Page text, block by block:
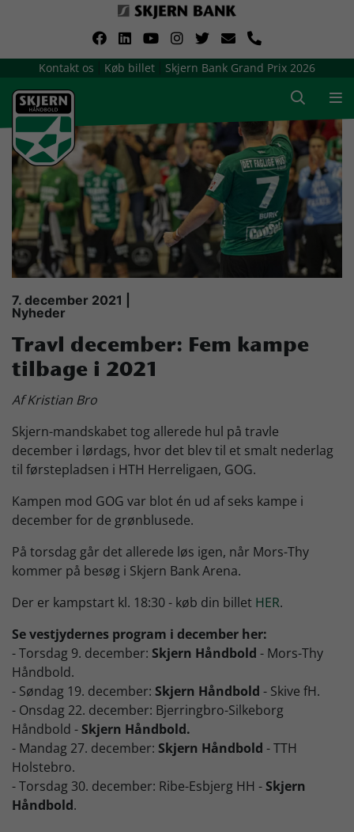
Kontakt os Køb billet Skjern Bank Grand Prix 2026
Om Skjern Håndbold
Ligatruppen
Sponsorer
Billetsalg / sæsonkort
Presse
Samarbejdsklubber
Skjern Bank Grand Prix
Nyhedsbrev
Køb Billet
7. december 2021 |
Nyheder
Travl december: Fem kampe
tilbage i 2021
Af Kristian Bro
Skjern-mandskabet tog allerede hul på travle
december i lørdags, hvor det blev til et smalt nederlag
til førstepladsen i HTH Herreligaen, GOG.
Kampen mod GOG var blot én ud af seks kampe i
december for de grønblusede.
På torsdag går det allerede løs igen, når Mors-Thy
kommer på besøg i Skjern Bank Arena.
Der er kampstart kl. 18:30 - køb din billet HER.
Se vestjydernes program i december her:
- Torsdag 9. december: Skjern Håndbold - Mors-Thy
Håndbold.
- Søndag 19. december: Skjern Håndbold - Skive fH.
- Onsdag 22. december: Bjerringbro-Silkeborg
Håndbold -Skjern Håndbold.
- Mandag 27. december: Skjern Håndbold - TTH
Holstebro.
- Torsdag 30. december: Ribe-Esbjerg HH -Skjern
Håndbold.